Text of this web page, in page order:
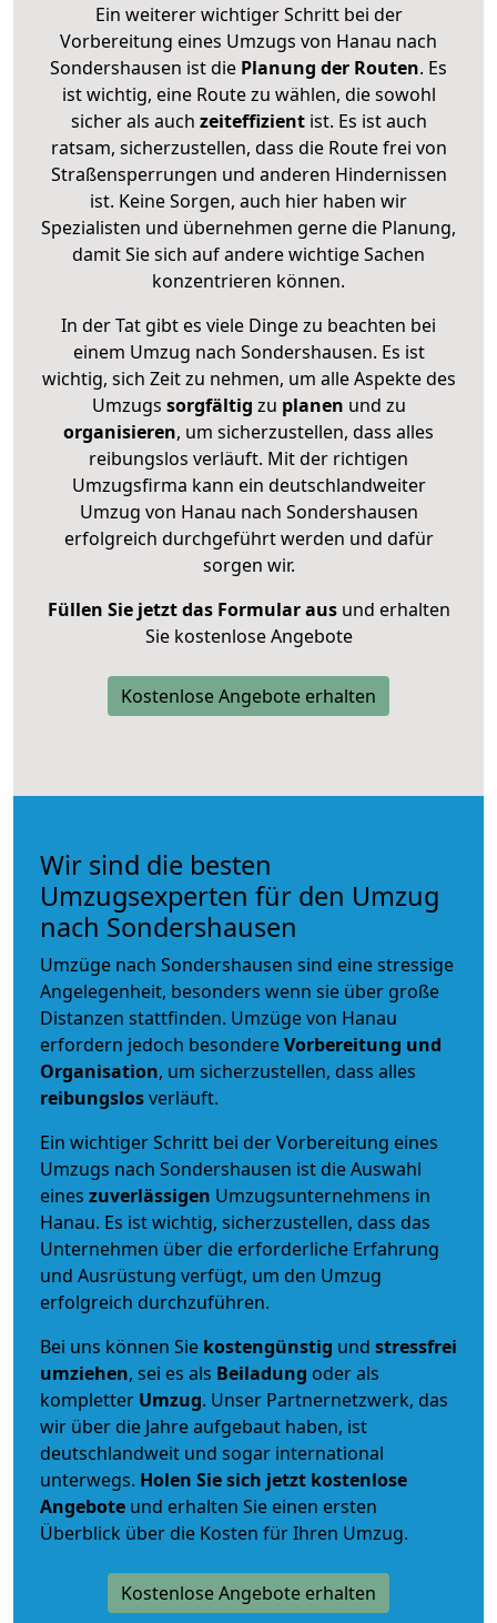
Ein weiterer wichtiger Schritt bei der
Vorbereitung eines Umzugs von Hanau nach
Sondershausen ist die Planung der Routen. Es
ist wichtig, eine Route zu wählen, die sowohl
sicher als auch zeiteffizientist. Es ist auch
ratsam, sicherzustellen, dass die Route frei von
Straßensperrungen und anderen Hindernissen
ist. Keine Sorgen, auch hier haben wir
Spezialisten und übernehmen gerne die Planung,
damit Sie sich auf andere wichtige Sachen
konzentrieren können.
In der Tat gibt es viele Dinge zu beachten bei
einem Umzug nach Sondershausen. Es ist
wichtig, sich Zeit zu nehmen, um alle Aspekte des
Umzugs sorgfältig zu planen und zu
organisieren, um sicherzustellen, dass alles
reibungslos verläuft. Mit der richtigen
Umzugsfirma kann ein deutschlandweiter
Umzug von Hanau nach Sondershausen
erfolgreich durchgeführt werden und dafür
sorgen wir.
Füllen Sie jetzt das Formular ausund erhalten
Sie kostenlose Angebote
Kostenlose Angebote erhalten
Wir sind die besten
Umzugsexperten für den Umzug
nach Sondershausen
Umzüge nach Sondershausen sind eine stressige
Angelegenheit, besonders wenn sie über große
Distanzen stattfinden. Umzüge von Hanau
erfordern jedoch besondereVorbereitung und
Organisation, um sicherzustellen, dass alles
reibungslosverläuft.
Ein wichtiger Schritt bei der Vorbereitung eines
Umzugs nach Sondershausen ist die Auswahl
eines zuverlässigen Umzugsunternehmens in
Hanau. Es ist wichtig, sicherzustellen, dass das
Unternehmen über die erforderliche Erfahrung
und Ausrüstung verfügt, um den Umzug
erfolgreich durchzuführen.
Bei uns können Sie kostengünstig und stressfrei
umziehen, sei es als Beiladung oder als
kompletter Umzug. Unser Partnernetzwerk, das
wir über die Jahre aufgebaut haben, ist
deutschlandweit und sogar international
unterwegs. Holen Sie sich jetzt kostenlose
Angebote und erhalten Sie einen ersten
Überblick über die Kosten für Ihren Umzug.
Kostenlose Angebote erhalten